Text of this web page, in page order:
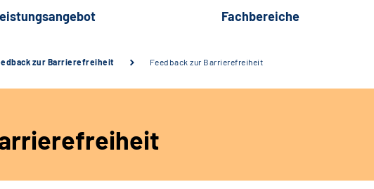
Fachbereiche
zur Barrierefreiheit Feedback zur Barrierefreiheit